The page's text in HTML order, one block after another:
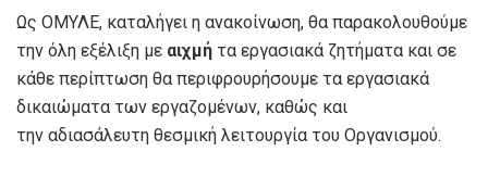
Ως ΟΜΥΛΕ, καταλήγει η ανακοίνωση, θα παρακολουθούμε
την όλη εξέλιξη με αιχμή τα εργασιακά ζητήματα και σε
κάθε περίπτωση θα περιφρουρήσουμε τα εργασιακά
δικαιώματα των εργαζομένων, καθώς και
την αδιασάλευτη θεσμική λειτουργία του Οργανισμού.